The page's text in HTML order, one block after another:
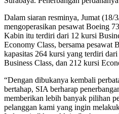
Dalam siaran resminya, Jumat (18/
mengoperasikan pesawat Boeing
Kabin itu terdiri dari 12 kursi
Economy Class, bersama pesawat
kapasitas 264 kursi yang terdiri
Business Class, dan 212 kursi
“Dengan dibukanya kembali
bertahap, SIA berharap
memberikan lebih banyak pilihan
pelanggan kami yang ingin